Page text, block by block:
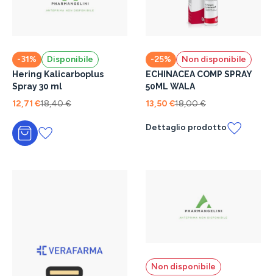
-31% Disponibile
Hering Kalicarboplus
Spray 30 ml
12,71 €18,40 €
Aggiungi al carrello
-25% Non disponibile
ECHINACEA COMP SPRAY
50ML WALA
13,50 €18,00 €
Dettaglio prodotto
Non disponibile